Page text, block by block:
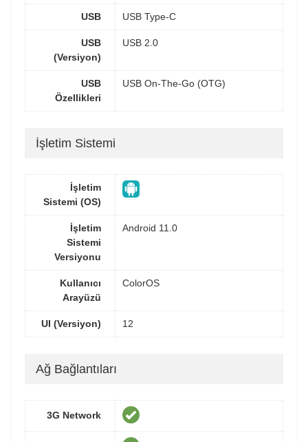
USB USB Type-C
USB
(Versiyon)
USB 2.0
USB
Özellikleri
USB On-The-Go (OTG)
İşletim Sistemi
İşletim
Sistemi (OS)
İşletim
Sistemi
Versiyonu
Android 11.0
Kullanıcı
Arayüzü
ColorOS
UI (Versiyon) 12
Ağ Bağlantıları
3G Network